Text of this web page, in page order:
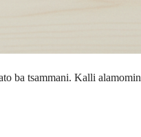
ba tsammani. Kalli alamomin